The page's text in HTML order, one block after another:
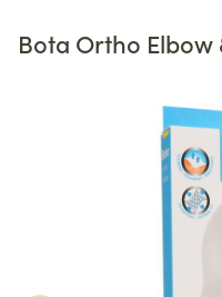
Bota Ortho Elbow